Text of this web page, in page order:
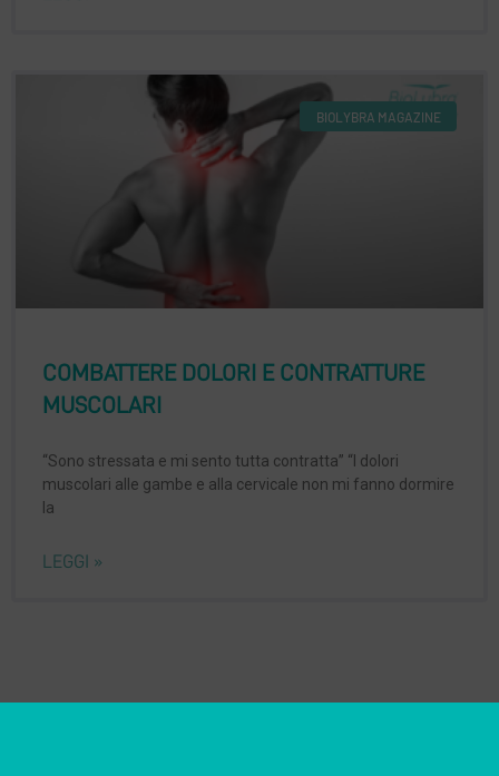
BIOLYBRA MAGAZINE
COMBATTERE DOLORI E CONTRATTURE
MUSCOLARI
“Sono stressata e mi sento tutta contratta” “I dolori
muscolari alle gambe e alla cervicale non mi fanno dormire
la
LEGGI »